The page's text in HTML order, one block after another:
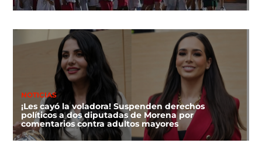
NOTICIAS
¡Les cayó la voladora! Suspenden derechos
políticos a dos diputadas de Morena por
comentarios contra adultos mayores